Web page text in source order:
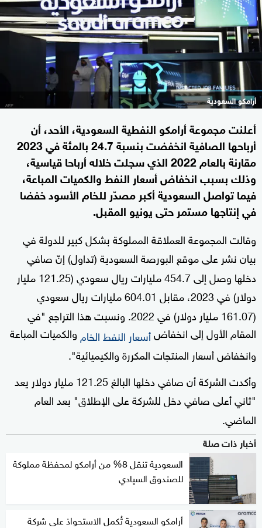
أرامكو السعودية
أعلنت مجموعة أرامكو النفطية السعودية، الأحد، أن
أرباحها الصافية انخفضت بنسبة 24.7 بالمئة في 2023
مقارنة بالعام 2022 الذي سجلت خلاله أرباحا قياسية،
وذلك بسبب انخفاض أسعار النفط والكميات المباعة،
فيما تواصل السعودية أكبر مصدّر للخام الأسود خفضا
في إنتاجها مستمر حتى يونيو المقبل.
وقالت المجموعة العملاقة المملوكة بشكل كبير للدولة في
بيان نشر على موقع البورصة السعودية (تداول) إنّ صافي
دخلها وصل إلى 454.7 مليارات ريال سعودي (121.25 مليار
دولار) في 2023، مقابل 604.01 مليارات ريال سعودي
(161.07 مليار دولار) في 2022. ونسبت هذا التراجع "في
المقام الأول إلى انخفاضأسعار النفط الخام والكميات المباعة
وانخفاض أسعار المنتجات المكررة والكيميائية".
وأكدت الشركة أن صافي دخلها البالغ 121.25 مليار دولار يعد
"ثاني أعلى صافي دخل للشركة على الإطلاق" بعد العام
الماضي.
أخبار ذات صلة
السعودية تنقل 8% من أرامكو لمحفظة مملوكة
للصندوق السيادي
أرامكو السعودية تُكمل الاستحواذ على شركة